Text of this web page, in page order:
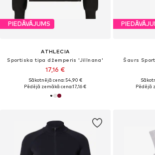
PIEDĀVĀJUMS
ATHLECIA
Sportiska tipa džemperis 'Jillnana'
17,16 €
Sākotnējā cena: 54,90 €
Pēdējā zemākā cena:17,16 €
Šaurs
Pēdējā